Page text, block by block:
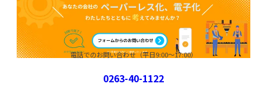
電話でのお問い合わせ（平日9:00～17:00）
0263-40-1122